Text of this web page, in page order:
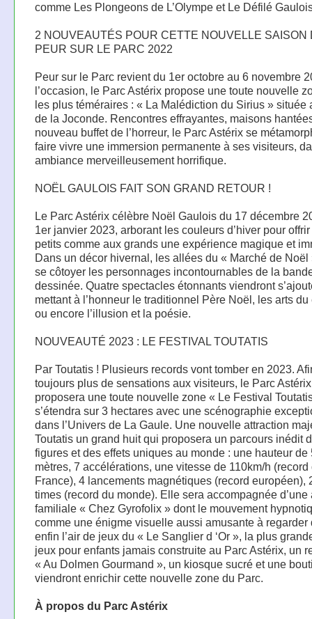
comme Les Plongeons de L’Olympe et Le Défilé
2 NOUVEAUTÉS POUR CETTE NOUVELLE SAISON
PEUR SUR LE PARC 2022
Peur sur le Parc revient du 1er octobre au 6 novembre
l’occasion, le Parc Astérix propose une toute nouvelle
les plus téméraires : « La Malédiction du Sirius » située
de la Joconde. Rencontres effrayantes, maisons
nouveau buffet de l’horreur, le Parc Astérix se
faire vivre une immersion permanente à ses visiteurs,
ambiance merveilleusement horrifique.
NOËL GAULOIS FAIT SON GRAND RETOUR !
Le Parc Astérix célèbre Noël Gaulois du 17 décembre
1er janvier 2023, arborant les couleurs d’hiver pour
petits comme aux grands une expérience magique et
Dans un décor hivernal, les allées du « Marché de Noël
se côtoyer les personnages incontournables de la
dessinée. Quatre spectacles étonnants viendront
mettant à l’honneur le traditionnel Père Noël, les arts du
ou encore l’illusion et la poésie.
NOUVEAUTÉ 2023 : LE FESTIVAL TOUTATIS
Par Toutatis ! Plusieurs records vont tomber en 2023.
toujours plus de sensations aux visiteurs, le Parc Astérix
proposera une toute nouvelle zone « Le Festival
s’étendra sur 3 hectares avec une scénographie
dans l’Univers de La Gaule. Une nouvelle attraction
Toutatis un grand huit qui proposera un parcours inédit
figures et des effets uniques au monde : une hauteur de
mètres, 7 accélérations, une vitesse de 110km/h (record
France), 4 lancements magnétiques (record européen),
times (record du monde). Elle sera accompagnée d’une
familiale « Chez Gyrofolix » dont le mouvement
comme une énigme visuelle aussi amusante à regarder
enfin l’air de jeux du « Le Sanglier d ‘Or », la plus
jeux pour enfants jamais construite au Parc Astérix, un
« Au Dolmen Gourmand », un kiosque sucré et une
viendront enrichir cette nouvelle zone du Parc.
À propos du Parc Astérix